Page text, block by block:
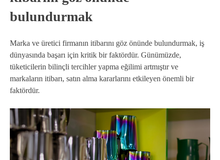
bulundurmak
Marka ve üretici firmanın itibarını göz önünde bulundurmak, iş
dünyasında başarı için kritik bir faktördür. Günümüzde,
tüketicilerin bilinçli tercihler yapma eğilimi artmıştır ve
markaların itibarı, satın alma kararlarını etkileyen önemli bir
faktördür.